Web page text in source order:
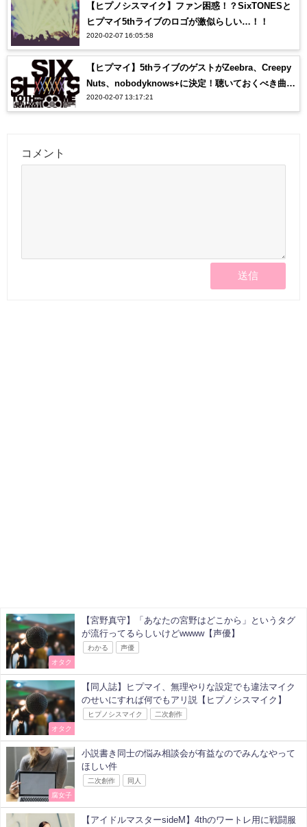
【ヒプノシスマイク】ファン困惑！？SixTONESと
ヒプマイ5thライブのロゴが激似らしい…！！
2020-02-07 16:05:58
【ヒプマイ】5thライブのゲストがZeebra、Creepy
Nuts、nobodyknows+に決定！聴いておくべき曲
は？？
2020-02-07 13:17:21
コメント
オタク
【宮野真守】「あなたの宮野はどこから」というタグ
が流行ってるらしいけどwwww【声優】
わかる 声優
オタク
【同人誌】ヒプマイ、無理やりな設定でも違法マイク
のせいにすれば何でもアリ説【ヒプノシスマイク】
ヒプノシスマイク 二次創作
腐女子
小説書き同士の悩み相談会が有益なのでみんなやって
ほしい件
二次創作 同人
【アイドルマスターsideM】4thのワートレ用に戦闘服